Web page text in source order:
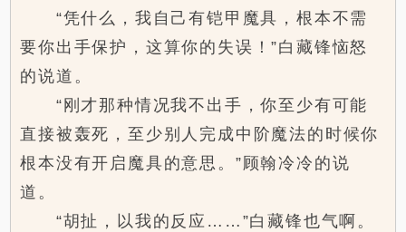
“凭什么，我自己有铠甲魔具，根本不需
要你出手保护，这算你的失误！”白藏锋恼怒
的说道。
“刚才那种情况我不出手，你至少有可能
直接被轰死，至少别人完成中阶魔法的时候你
根本没有开启魔具的意思。”顾翰冷冷的说
道。
“胡扯，以我的反应……”白藏锋也气啊。